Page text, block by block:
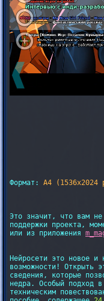
Формат:
Это значит, что вам
поддержки проекта,
или из приложения
Нейросети это новое и
возможности! Открыть
сведения, которые
недра. Особый подход
техническим